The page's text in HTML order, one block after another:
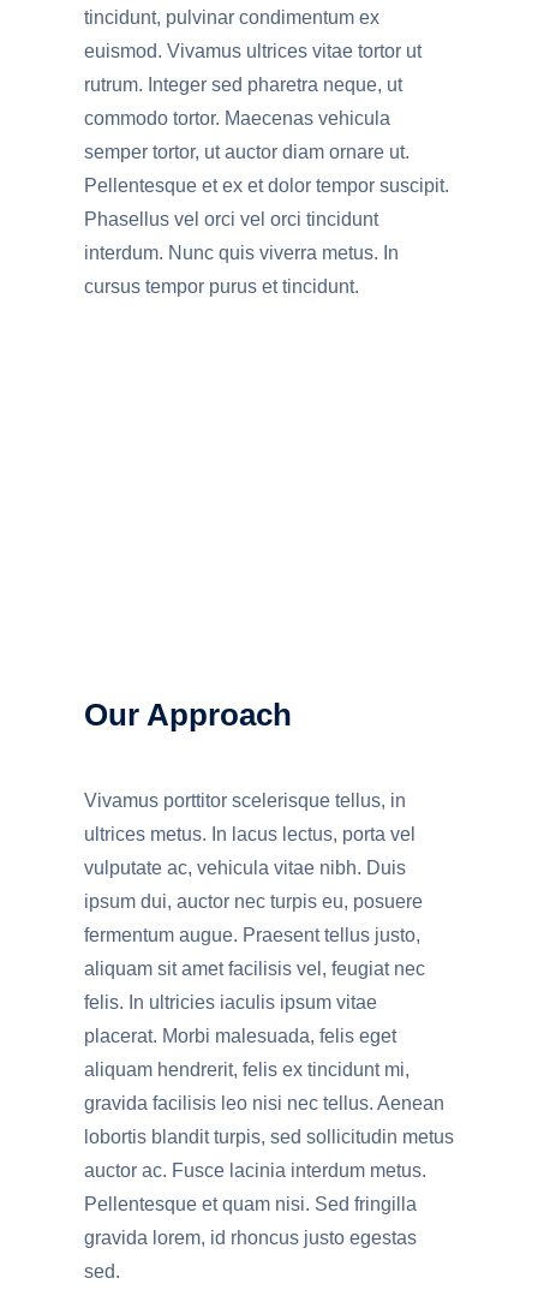
tincidunt, pulvinar condimentum ex
euismod. Vivamus ultrices vitae tortor ut
rutrum. Integer sed pharetra neque, ut
commodo tortor. Maecenas vehicula
semper tortor, ut auctor diam ornare ut.
Pellentesque et ex et dolor tempor suscipit.
Phasellus vel orci vel orci tincidunt
interdum. Nunc quis viverra metus. In
cursus tempor purus et tincidunt.
Our Approach
Vivamus porttitor scelerisque tellus, in
ultrices metus. In lacus lectus, porta vel
vulputate ac, vehicula vitae nibh. Duis
ipsum dui, auctor nec turpis eu, posuere
fermentum augue. Praesent tellus justo,
aliquam sit amet facilisis vel, feugiat nec
felis. In ultricies iaculis ipsum vitae
placerat. Morbi malesuada, felis eget
aliquam hendrerit, felis ex tincidunt mi,
gravida facilisis leo nisi nec tellus. Aenean
lobortis blandit turpis, sed sollicitudin metus
auctor ac. Fusce lacinia interdum metus.
Pellentesque et quam nisi. Sed fringilla
gravida lorem, id rhoncus justo egestas
sed.